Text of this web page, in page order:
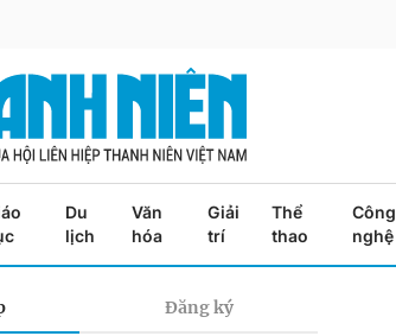
Du
lịch
Văn
hóa
Giải
trí
Thể
thao
Công
nghệ
Đăng ký